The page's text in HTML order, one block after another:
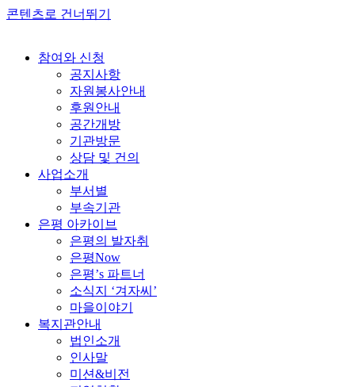
콘텐츠로 건너뛰기
참여와 신청
공지사항
자원봉사안내
후원안내
공간개방
기관방문
상담 및 건의
사업소개
부서별
부속기관
은평 아카이브
은평의 발자취
은평Now
은평’s 파트너
소식지 ‘겨자씨’
마을이야기
복지관안내
법인소개
인사말
미션&비전